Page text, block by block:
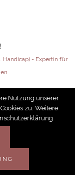
- Expertin für
Nutzung unserer
zu. Weitere